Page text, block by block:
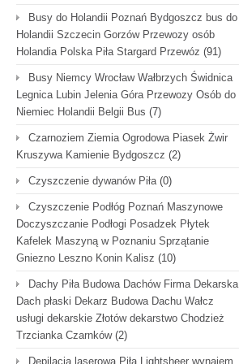
Busy do Holandii Poznań Bydgoszcz bus do
Holandii Szczecin Gorzów Przewozy osób
Holandia Polska Piła Stargard Przewóz (91)
Busy Niemcy Wrocław Wałbrzych Świdnica
Legnica Lubin Jelenia Góra Przewozy Osób do
Niemiec Holandii Belgii Bus (7)
Czarnoziem Ziemia Ogrodowa Piasek Żwir
Kruszywa Kamienie Bydgoszcz (2)
Czyszczenie dywanów Piła(0)
Czyszczenie Podłóg Poznań Maszynowe
Doczyszczanie Podłogi Posadzek Płytek
Kafelek Maszyną w Poznaniu Sprzątanie
Gniezno Leszno Konin Kalisz (10)
Dachy Piła Budowa Dachów Firma Dekarska
Dach płaski Dekarz Budowa Dachu Wałcz
usługi dekarskie Złotów dekarstwo Chodzież
Trzcianka Czarnków(2)
Depilacja laserowa Piła Lightsheer wynajem